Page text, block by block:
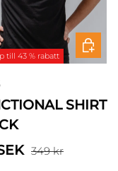
till 43 % rabatt
SHIRT
Standardpris
349 kr
Välj